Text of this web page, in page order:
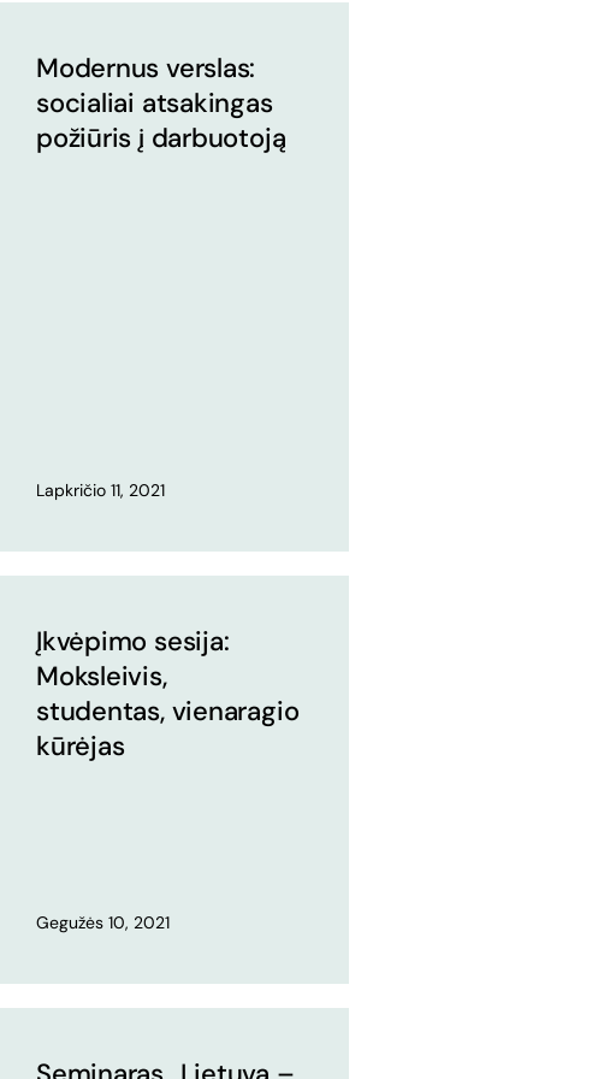
Modernus verslas:
socialiai atsakingas
požiūris į darbuotoją
Lapkričio 11, 2021
Įkvėpimo sesija:
Moksleivis,
studentas, vienaragio
kūrėjas
Gegužės 10, 2021